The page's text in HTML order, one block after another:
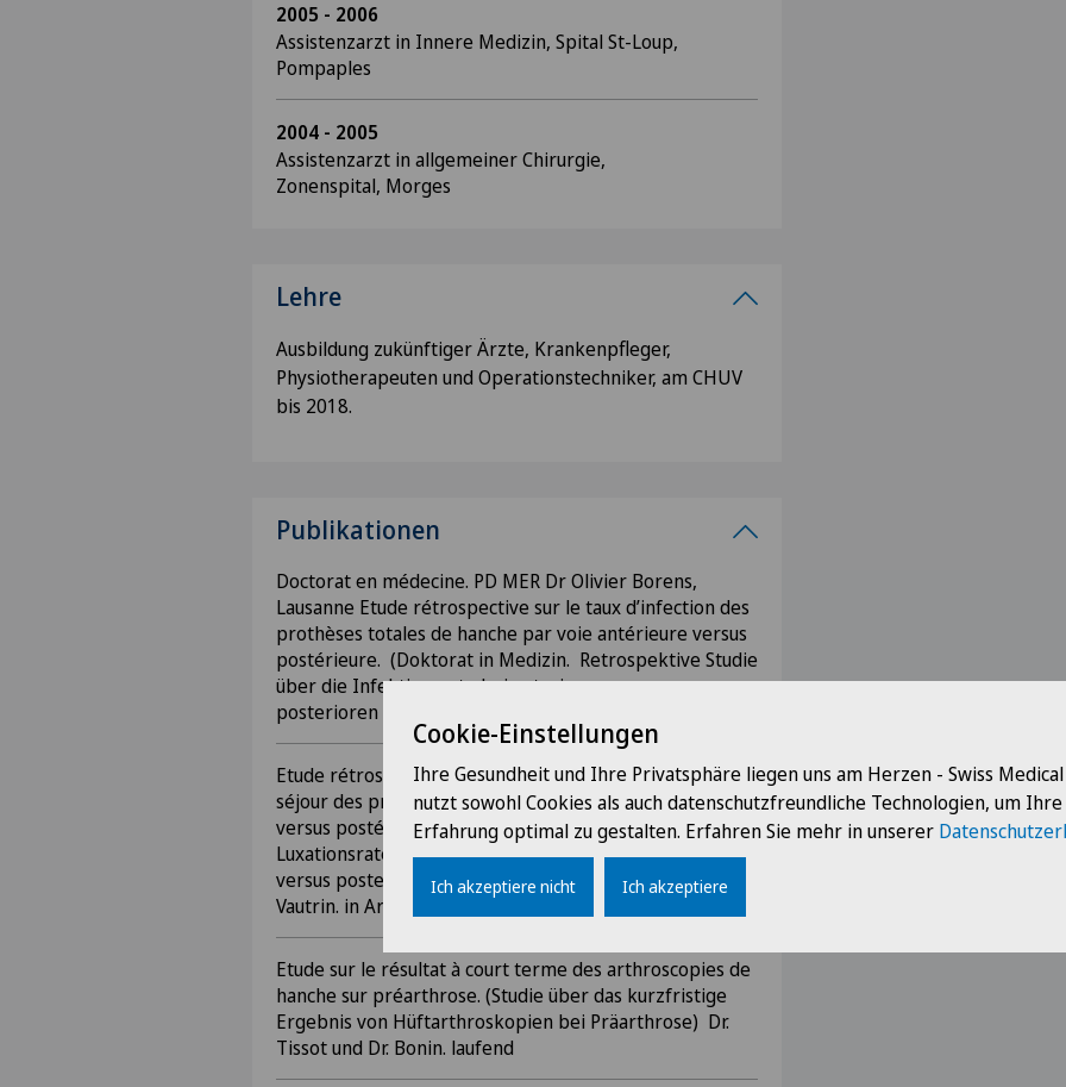
2005 - 2006
Assistenzarzt in Innere Medizin, Spital St-Loup,
Pompaples
2004 - 2005
Assistenzarzt in allgemeiner Chirurgie,
Zonenspital, Morges
Lehre
Ausbildung zukünftiger Ärzte, Krankenpfleger,
Physiotherapeuten und Operationstechniker, am CHUV
bis 2018.
Publikationen
Doctorat en médecine. PD MER Dr Olivier Borens,
Lausanne Etude rétrospective sur le taux d’infection des
prothèses totales de hanche par voie antérieure versus
postérieure. (Doktorat in Medizin. Retrospektive Studie
über die Infektionsrate bei anterioren versus
posterioren Hüfttotalprothesen) 2018
Etude rétrospective sur le taux de luxation et la durée de
séjour des prothèses de hanche par voie antérieure
versus postérieure. (Retrospektive Studie über die
Luxationsrate und die Verweildauer bei anterioren
versus posterioren Hüftprothesen) Dr. Tissot und Dr.
Vautrin. in Arbeit
Etude sur le résultat à court terme des arthroscopies de
hanche sur préarthrose. (Studie über das kurzfristige
Ergebnis von Hüftarthroskopien bei Präarthrose) Dr.
Tissot und Dr. Bonin. laufend
Cookie-Einstellungen
Ihre Gesundheit und Ihre Privatsphäre liegen uns am Herzen - Swiss
nutzt sowohl Cookies als auch datenschutzfreundliche Technologien, um
Erfahrung optimal zu gestalten. Erfahren Sie mehr in unserer
Ich akzeptiere nicht Ich akzeptiere